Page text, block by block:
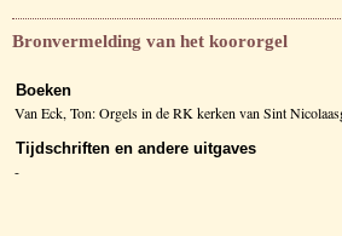
Bronvermelding van het koororgel
Boeken
Van Eck, Ton: Orgels in de RK kerken van Sint
Tijdschriften en andere uitgaves
-